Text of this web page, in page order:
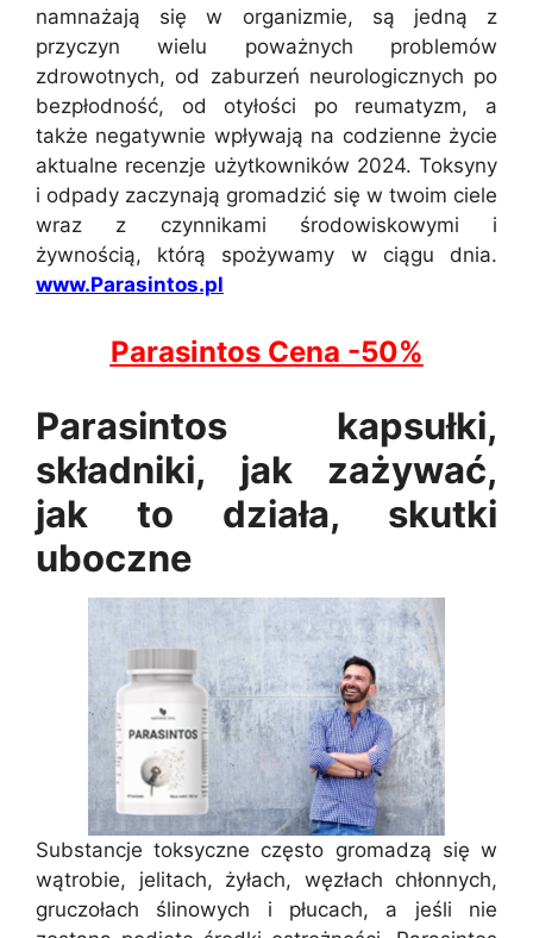
namnażają się w organizmie, są jedną z
przyczyn wielu poważnych problemów
zdrowotnych, od zaburzeń neurologicznych po
bezpłodność, od otyłości po reumatyzm, a
także negatywnie wpływają na codzienne życie
aktualne recenzje użytkowników 2024. Toksyny
i odpady zaczynają gromadzić się w twoim ciele
wraz z czynnikami środowiskowymi i
żywnością, którą spożywamy w ciągu dnia.
www.Parasintos.pl
Parasintos Cena -50%
Parasintos kapsułki,
składniki, jak zażywać,
jak to działa, skutki
uboczne
Substancje toksyczne często gromadzą się w
wątrobie, jelitach, żyłach, węzłach chłonnych,
gruczołach ślinowych i płucach, a jeśli nie